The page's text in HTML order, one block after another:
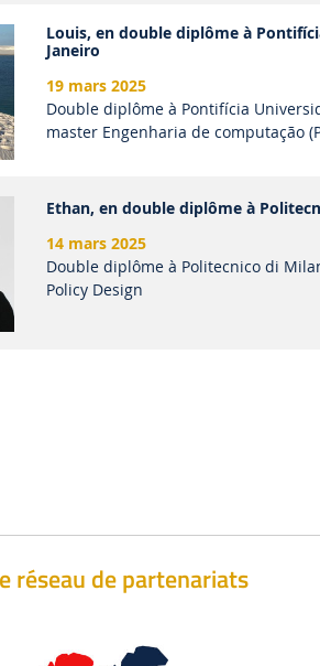
Louis, en double diplôme à
Janeiro
19 mars 2025
Double diplôme à Pontifícia
master Engenharia de computação
Ethan, en double diplôme à
14 mars 2025
Double diplôme à Politecnico di
Policy Design
réseau de partenariats